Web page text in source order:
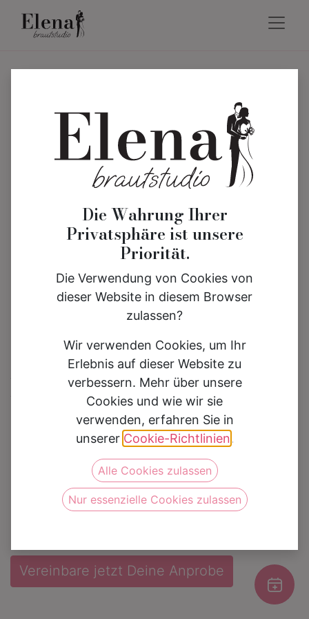
Herrengürtel 8-3125
Auf die Wunschliste
Zubehör
Manzetti
Blau
Vereinbare jetzt Deine Anprobe
Die Wahrung Ihrer
Privatsphäre ist unsere
Priorität.
Die Verwendung von Cookies von
dieser Website in diesem Browser
zulassen?
Wir verwenden Cookies, um Ihr
Erlebnis auf dieser Website zu
verbessern. Mehr über unsere
Cookies und wie wir sie
verwenden, erfahren Sie in
unserer Cookie-Richtlinien.
Alle Cookies zulassen
Nur essenzielle Cookies zulassen